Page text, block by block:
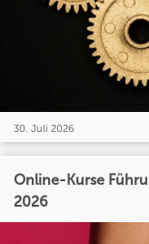
30. Juli 2026
Online-Kurse
2026